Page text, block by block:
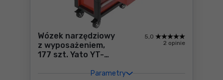
Wózek narzędziowy
z wyposażeniem,
177 szt. Yato YT-
Parametry
5,0
2 opinie